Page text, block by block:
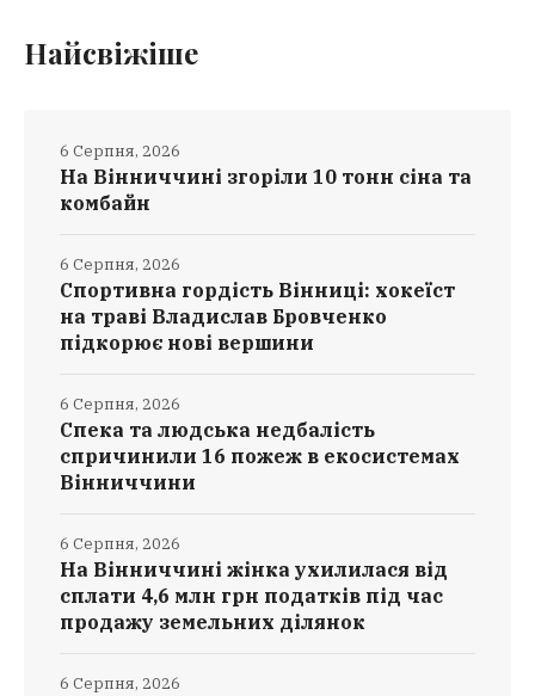
Найсвіжіше
На Вінниччині згоріли 10 тонн сіна та
комбайн
6 Серпня, 2026
Спортивна гордість Вінниці: хокеїст
на траві Владислав Бровченко
підкорює нові вершини
6 Серпня, 2026
Спека та людська недбалість
спричинили 16 пожеж в екосистемах
Вінниччини
6 Серпня, 2026
На Вінниччині жінка ухилилася від
сплати 4,6 млн грн податків під час
продажу земельних ділянок
6 Серпня, 2026
6 Серпня, 2026